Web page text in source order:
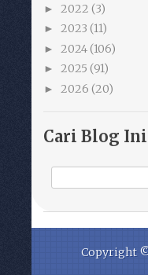
► 2022 (3)
► 2023 (11)
► 2024(106)
► 2025 (91)
► 2026 (20)
Cari Blog Ini
Copyright